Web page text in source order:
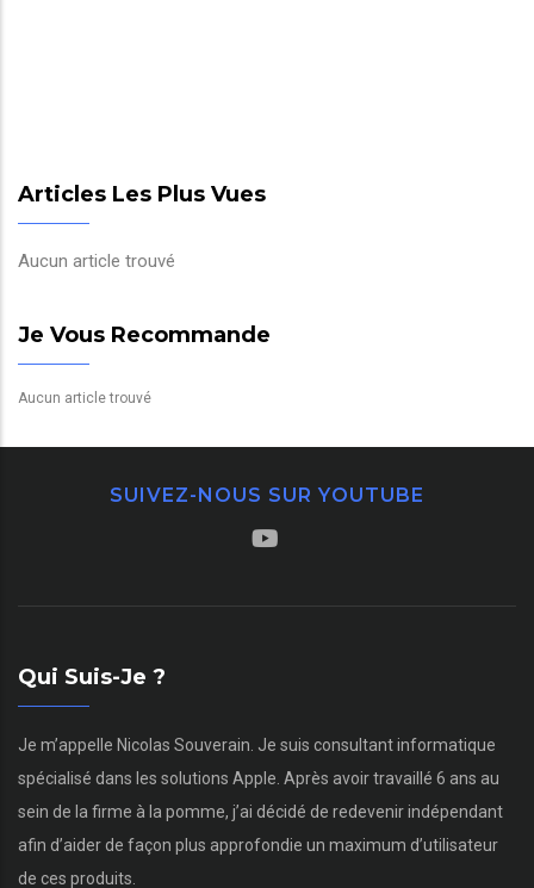
Articles Les Plus Vues
Aucun article trouvé
Je Vous Recommande
Aucun article trouvé
SUIVEZ-NOUS SUR YOUTUBE
Qui Suis-Je ?
Je m’appelle Nicolas Souverain. Je suis consultant informatique
spécialisé dans les solutions Apple. Après avoir travaillé 6 ans au
sein de la firme à la pomme, j’ai décidé de redevenir indépendant
afin d’aider de façon plus approfondie un maximum d’utilisateur
de ces produits.